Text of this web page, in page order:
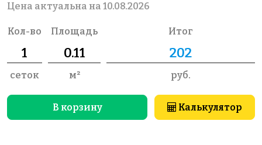
Цена актуальна на 10.08.2026
Кол-во
сеток
Площадь
м²
Итог
руб.
В корзину Калькулятор